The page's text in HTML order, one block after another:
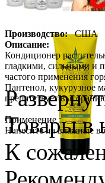
Производство:
США
Описание:
Кондиционер
гладкими, сильными и
частого применения
Пантенол, кукурузное
препятствует
Применение :
Нанесите на влажные
Товары в
К